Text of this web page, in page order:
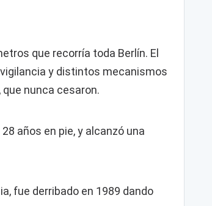
que recorría toda Berlín. El
y distintos mecanismos
nunca cesaron.
años en pie, y alcanzó una
fue derribado en 1989 dando